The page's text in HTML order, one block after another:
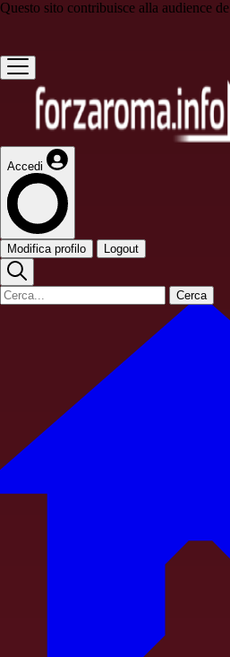
Questo sito contribuisce alla audience de
Accedi
Modifica profilo Logout
Cerca